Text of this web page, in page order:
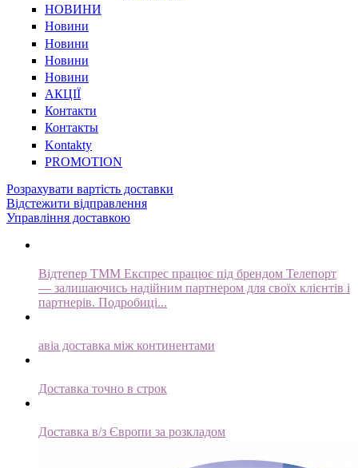
НОВИНИ
Новини
Новини
Новини
Новини
АКЦІЇ
Контакти
Контакты
Kontakty
PROMOTION
Розрахувати вартість доставки
Відстежити відправлення
Управління доставкою
Відтепер ТММ Експрес працює під брендом Телепорт
— залишаючись надійним партнером для своїх клієнтів і
партнерів. Подробиці...
авіа доставка між континентами
Доставка точно в строк
Доставка в/з Європи за розкладом